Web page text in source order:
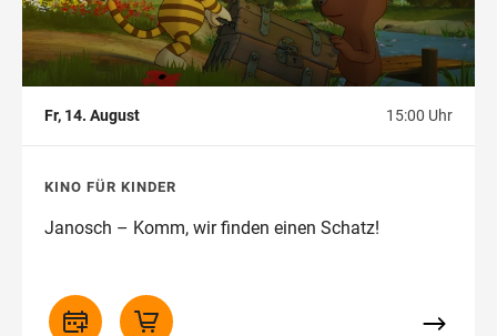
Fr, 14. August 15:00 Uhr
KINO FÜR KINDER
Janosch – Komm, wir finden einen Schatz!